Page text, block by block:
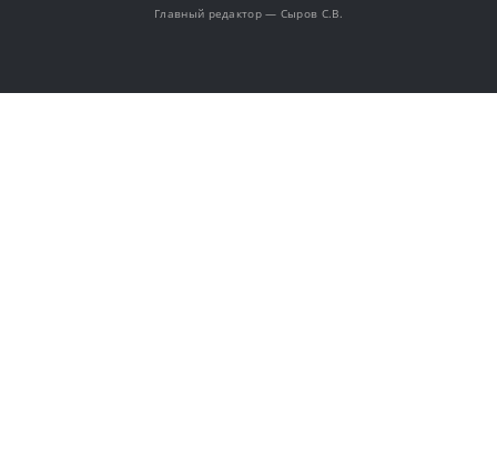
Главный редактор — Сыров С.В.